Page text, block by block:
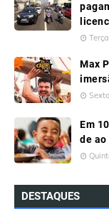
Max
Em
de ao
DESTAQUES